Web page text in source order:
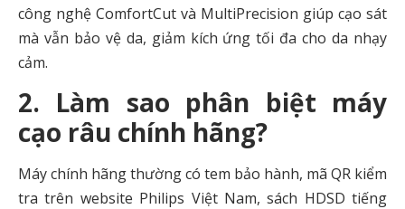
công nghệ ComfortCut và MultiPrecision giúp cạo sát
mà vẫn bảo vệ da, giảm kích ứng tối đa cho da nhạy
cảm.
2. Làm sao phân biệt máy
cạo râu chính hãng?
Máy chính hãng thường có tem bảo hành, mã QR kiểm
tra trên website Philips Việt Nam, sách HDSD tiếng